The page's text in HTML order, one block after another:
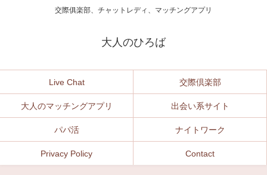
交際俱楽部、チャットレディ、マッチングアプリ
大人のひろば
Live Chat 交際倶楽部
大人のマッチングアプリ 出会い系サイト
パパ活 ナイトワーク
Privacy Policy Contact